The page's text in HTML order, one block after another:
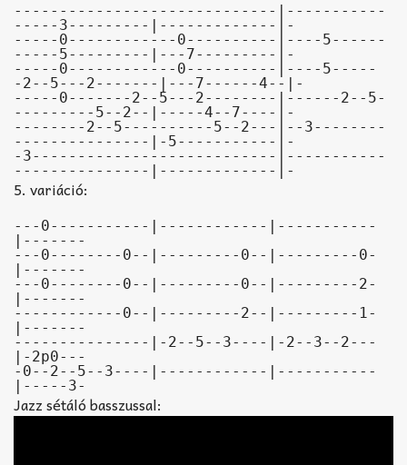
-----------------------------|-----------
-----3---------|-------------|-
-----0------------0----------|----5------
-----5---------|---7---------|-
-----0------------0----------|----5-----
-2--5---2-------|---7------4--|-
-----0-------2--5---2--------|------2--5-
---------5--2--|-----4--7----|-
--------2--5----------5--2---|--3--------
---------------|-5-----------|-
-3---------------------------|-----------
---------------|-------------|-
5. variáció:
---0-----------|------------|-----------
|-------
---0--------0--|---------0--|---------0-
|-------
---0--------0--|---------0--|---------2-
|-------
------------0--|---------2--|---------1-
|-------
---------------|-2--5--3----|-2--3--2---
|-2p0---
-0--2--5--3----|------------|-----------
|-----3-
Jazz sétáló basszussal: